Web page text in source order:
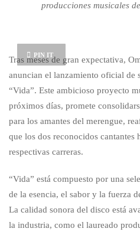
producciones musicales
PIN IT
Tras meses de gran expectativa,
anuncian el lanzamiento oficial de
“Vida”. Este ambicioso proyecto
próximos días, promete
para los amantes del merengue,
que los dos reconocidos cantantes
respectivas carreras.
“Vida” está compuesto por una
de la esencia, el sabor y la fuerza
La calidad sonora del disco está
la industria, como el laureado